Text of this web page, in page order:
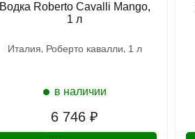
6 746 ₽
Водка Roberto Cavalli Mango,
1 л
италия роберто кавалли 1 л
в наличии